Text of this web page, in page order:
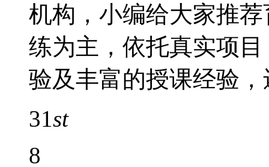
机构，小编给大家推
练为主，依托真实项
验及丰富的授课经验
31st
8